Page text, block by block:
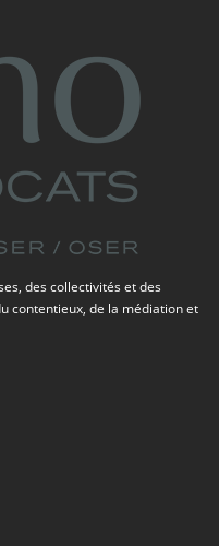
des collectivités et des
contentieux, de la médiation et